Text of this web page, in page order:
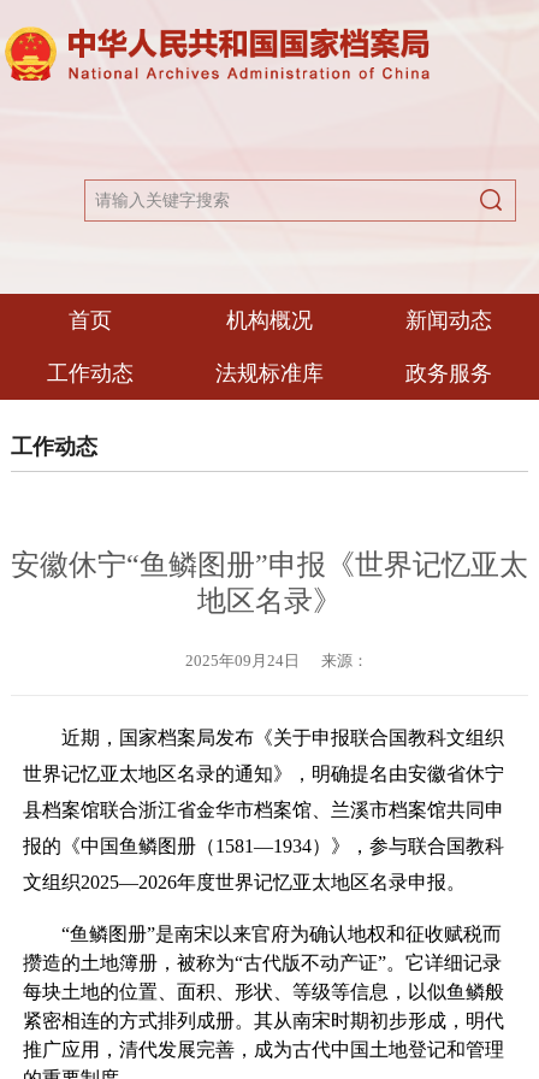
首页 机构概况 新闻动态
工作动态 法规标准库 政务服务
工作动态
安徽休宁“鱼鳞图册”申报《世界记忆亚太
地区名录》
2025年09月24日 来源：
近期，国家档案局发布《关于申报联合国教科文组织
世界记忆亚太地区名录的通知》，明确提名由安徽省休宁
县档案馆联合浙江省金华市档案馆、兰溪市档案馆共同申
报的《中国鱼鳞图册（1581—1934）》，参与联合国教科
文组织2025—2026年度世界记忆亚太地区名录申报。
“鱼鳞图册”是南宋以来官府为确认地权和征收赋税而
攒造的土地簿册，被称为“古代版不动产证”。它详细记录
每块土地的位置、面积、形状、等级等信息，以似鱼鳞般
紧密相连的方式排列成册。其从南宋时期初步形成，明代
推广应用，清代发展完善，成为古代中国土地登记和管理